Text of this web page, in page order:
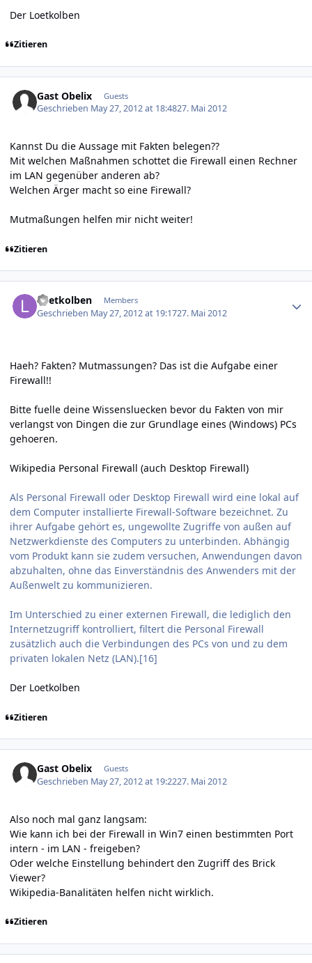
Der Loetkolben
Zitieren
Gast Obelix Guests
Geschrieben May 27, 2012 at 18:4827. Mai 2012
Kannst Du die Aussage mit Fakten belegen??
Mit welchen Maßnahmen schottet die Firewall einen Rechner
im LAN gegenüber anderen ab?
Welchen Ärger macht so eine Firewall?
Mutmaßungen helfen mir nicht weiter!
Zitieren
Loetkolben Members
Geschrieben May 27, 2012 at 19:1727. Mai 2012
Haeh? Fakten? Mutmassungen? Das ist die Aufgabe einer
Firewall!!
Bitte fuelle deine Wissensluecken bevor du Fakten von mir
verlangst von Dingen die zur Grundlage eines (Windows) PCs
gehoeren.
Wikipedia Personal Firewall (auch Desktop Firewall)
Als Personal Firewall oder Desktop Firewall wird eine lokal auf
dem Computer installierte Firewall-Software bezeichnet. Zu
ihrer Aufgabe gehört es, ungewollte Zugriffe von außen auf
Netzwerkdienste des Computers zu unterbinden. Abhängig
vom Produkt kann sie zudem versuchen, Anwendungen davon
abzuhalten, ohne das Einverständnis des Anwenders mit der
Außenwelt zu kommunizieren.
Im Unterschied zu einer externen Firewall, die lediglich den
Internetzugriff kontrolliert, filtert die Personal Firewall
zusätzlich auch die Verbindungen des PCs von und zu dem
privaten lokalen Netz (LAN).[16]
Der Loetkolben
Zitieren
Gast Obelix Guests
Geschrieben May 27, 2012 at 19:2227. Mai 2012
Also noch mal ganz langsam:
Wie kann ich bei der Firewall in Win7 einen bestimmten Port
intern - im LAN - freigeben?
Oder welche Einstellung behindert den Zugriff des Brick
Viewer?
Wikipedia-Banalitäten helfen nicht wirklich.
Zitieren